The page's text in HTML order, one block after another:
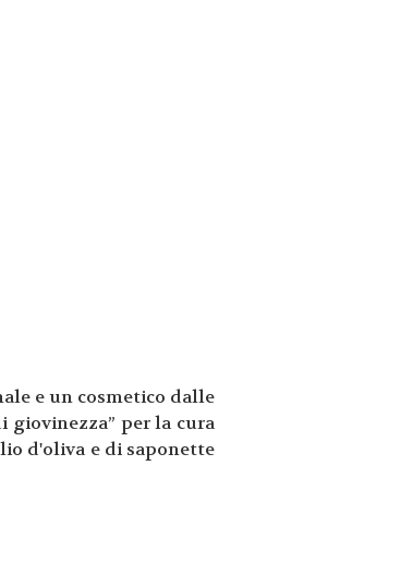
e un cosmetico dalle
per la cura
d'oliva e di saponette